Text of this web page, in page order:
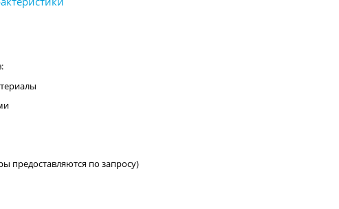
предоставляются по запросу)